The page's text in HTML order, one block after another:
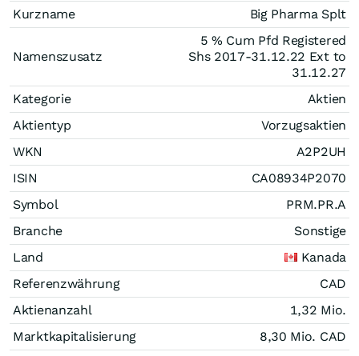
Kurzname
Big Pharma Splt
Namenszusatz
5 % Cum Pfd Registered
Shs 2017-31.12.22 Ext to
31.12.27
Kategorie
Aktien
Aktientyp
Vorzugsaktien
WKN
A2P2UH
ISIN
CA08934P2070
Symbol
PRM.PR.A
Branche
Sonstige
Land
Kanada
Referenzwährung
CAD
Aktienanzahl
1,32 Mio.
Marktkapitalisierung
8,30 Mio. CAD